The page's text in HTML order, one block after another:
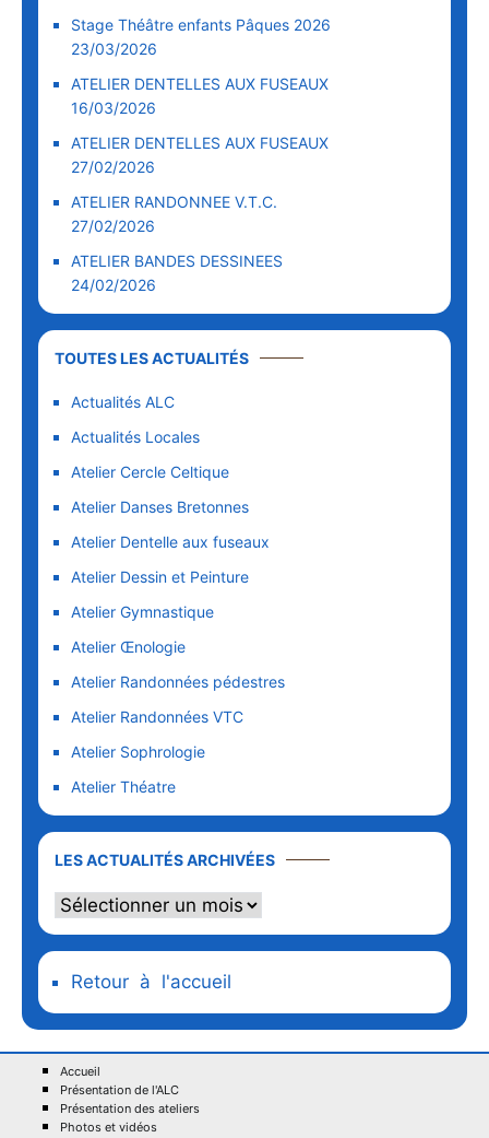
Stage Théâtre enfants Pâques 2026
23/03/2026
ATELIER DENTELLES AUX FUSEAUX
16/03/2026
ATELIER DENTELLES AUX FUSEAUX
27/02/2026
ATELIER RANDONNEE V.T.C.
27/02/2026
ATELIER BANDES DESSINEES
24/02/2026
TOUTES LES ACTUALITÉS
Actualités ALC
Actualités Locales
Atelier Cercle Celtique
Atelier Danses Bretonnes
Atelier Dentelle aux fuseaux
Atelier Dessin et Peinture
Atelier Gymnastique
Atelier Œnologie
Atelier Randonnées pédestres
Atelier Randonnées VTC
Atelier Sophrologie
Atelier Théatre
LES ACTUALITÉS ARCHIVÉESLes
Retour à l'accueil
Accueil
Présentation de l'ALC
Présentation des ateliers
Photos et vidéos